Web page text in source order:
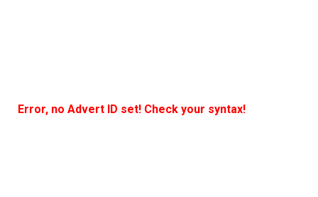
Error, no Advert ID set! Check your syntax!